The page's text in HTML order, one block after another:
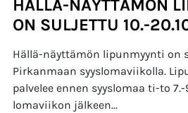
HÄLLÄ-NÄYTTÄMÖN
ON SULJETTU 10.-
Hällä-näyttämön lipunmyynti on
Pirkanmaan syyslomaviikolla.
palvelee ennen syyslomaa ti-to 7.-
lomaviikon jälkeen...